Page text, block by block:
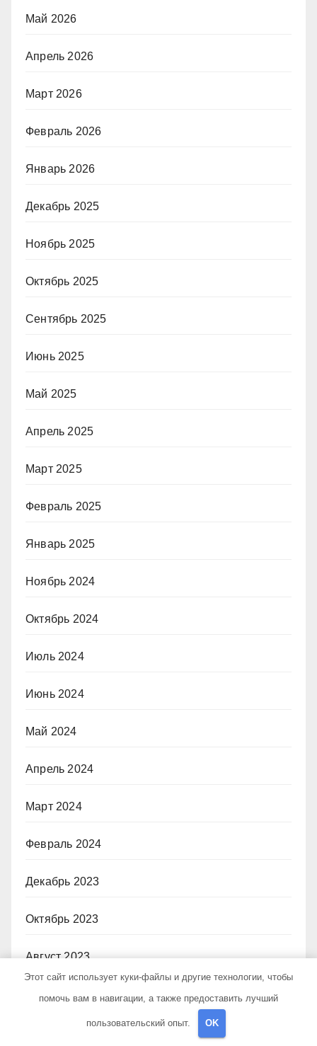
Май 2026
Апрель 2026
Март 2026
Февраль 2026
Январь 2026
Декабрь 2025
Ноябрь 2025
Октябрь 2025
Сентябрь 2025
Июнь 2025
Май 2025
Апрель 2025
Март 2025
Февраль 2025
Январь 2025
Ноябрь 2024
Октябрь 2024
Июль 2024
Июнь 2024
Май 2024
Апрель 2024
Март 2024
Февраль 2024
Декабрь 2023
Октябрь 2023
Август 2023
Июль 2023
Этот сайт использует куки-файлы и другие технологии, чтобы
помочь вам в навигации, а также предоставить лучший
пользовательский опыт. OK